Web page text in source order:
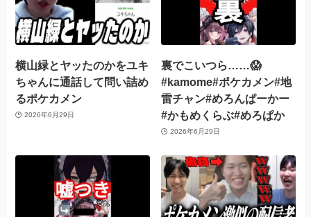
横山緑とヤッたのかをユキ
ちゃんに通話して問い詰め
るポケカメン
2026年6月29日
裏でこいつら……😱
#kamome#ポケカメン#地
雷チャン#めろんぱーかー
#かもめくらぶ#めろぱか
2026年6月29日